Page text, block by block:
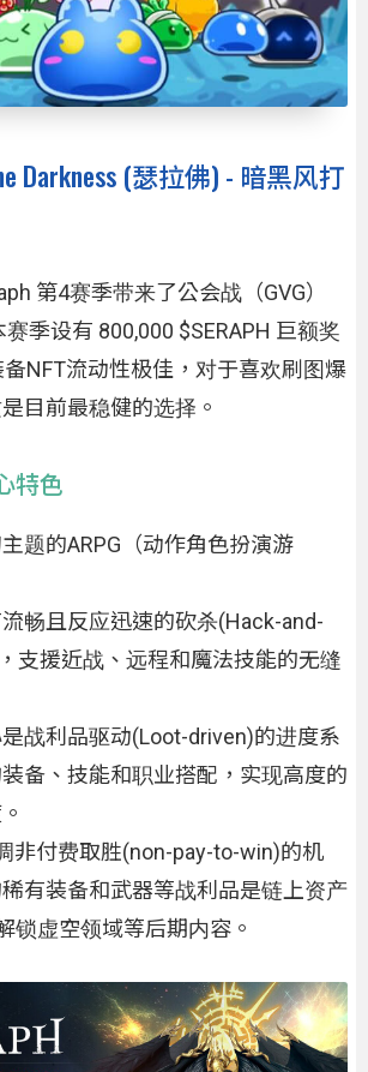
Darkness (瑟拉佛) - 暗黑风打
第4赛季带来了公会战（GVG）
季设有 800,000 $SERAPH 巨额奖
NFT流动性极佳，对于喜欢刷图爆
目前最稳健的选择。
特色
题的ARPG（动作角色扮演游
畅且反应迅速的砍杀(Hack-and-
支援近战、远程和魔法技能的无缝
战利品驱动(Loot-driven)的进度系
备、技能和职业搭配，实现高度的
非付费取胜(non-pay-to-win)的机
有装备和武器等战利品是链上资产
锁虚空领域等后期内容。